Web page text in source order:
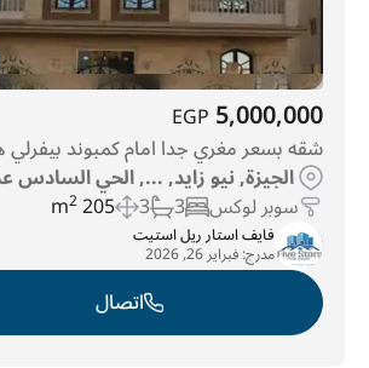
5,000,000
EGP
شقه بسعر مغري جدا امام كمبوند بيفرلي هيلز
الجيزة, نيو زايد, ..., الحي السادس
سوبر لوكس 3
3
205 m
2
فايف استار ريل استيت
مدرج:فبراير 26, 2026
اتصال